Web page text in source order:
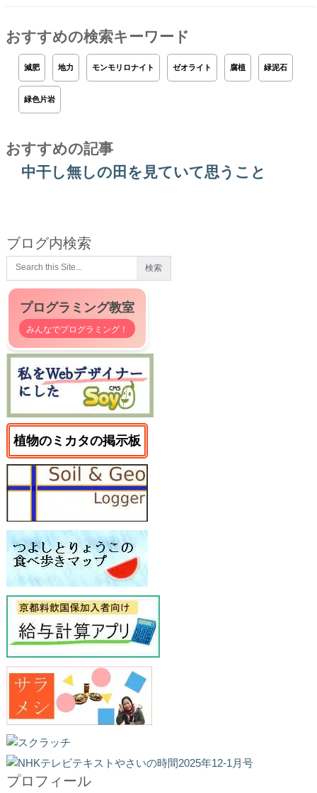
おすすめの検索キーワード
減肥 地力 モンモリロナイト ゼオライト 腐植 緑泥石
緑色片岩
おすすめの記事
中干し無しの田を見ていて思うこと
ブログ内検索
プログラミング教室
みんなでプログラミング！
植物のミカタの掲示板
プロフィール